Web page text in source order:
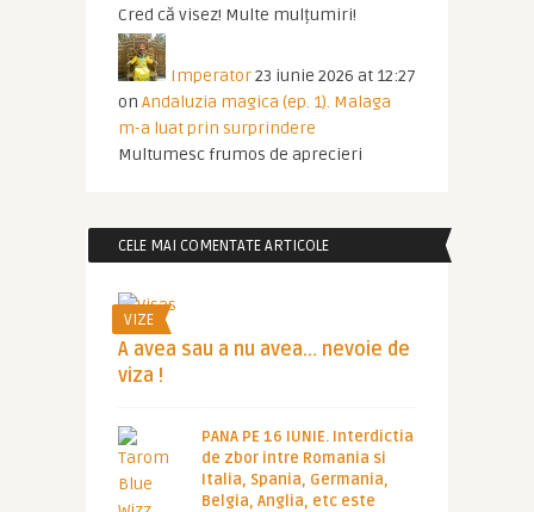
Cred că visez! Multe mulțumiri!
Imperator23 iunie 2026 at 12:27
on Andaluzia magica (ep. 1). Malaga
m-a luat prin surprindere
Multumesc frumos de aprecieri
CELE MAI COMENTATE ARTICOLE
VIZE
A avea sau a nu avea… nevoie de
viza !
PANA PE 16 IUNIE. Interdictia
de zbor intre Romania si
Italia, Spania, Germania,
Belgia, Anglia, etc este